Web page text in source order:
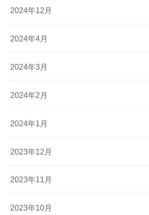
2024年12月
2024年4月
2024年3月
2024年2月
2024年1月
2023年12月
2023年11月
2023年10月